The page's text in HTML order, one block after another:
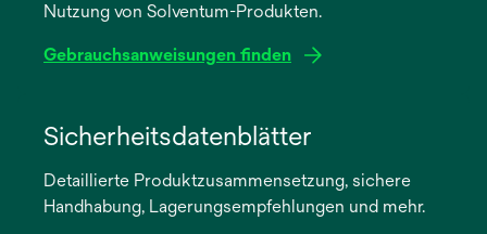
Nutzung von Solventum-Produkten.
Gebrauchsanweisungen finden
neuen
Registerkarte
Sicherheitsdatenblätter
Detaillierte Produktzusammensetzung, sichere
Handhabung, Lagerungsempfehlungen und mehr.